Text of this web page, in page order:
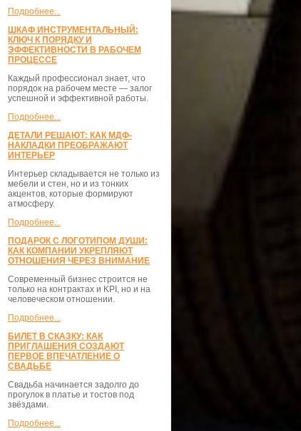
Подробнее...
ШКАФ ИНСТРУМЕНТАЛЬНЫЙ:
КЛЮЧ К ПОРЯДКУ И
ЭФФЕКТИВНОСТИ В РАБОЧЕМ
ПРОЦЕССЕ
Каждый профессионал знает, что
порядок на рабочем месте — залог
успешной и эффективной работы.
Подробнее...
ДЕТАЛИ РЕШАЮТ: КАК МДФ-
НАКЛАДКИ ПРЕОБРАЖАЮТ
ИНТЕРЬЕР
Интерьер складывается не только из
мебели и стен, но и из тонких
акцентов, которые формируют
атмосферу.
Подробнее...
ПОДАРОК С ЛОГОТИПОМ ДУШИ:
КАК КОМПАНИИ УКРЕПЛЯЮТ
ОТНОШЕНИЯ ЧЕРЕЗ ВНИМАНИЕ
Современный бизнес строится не
только на контрактах и KPI, но и на
человеческом отношении.
Подробнее...
БИЛЕТ В СКАЗКУ: КАК
ПРИГЛАШЕНИЯ СОЗДАЮТ
ПЕРВОЕ ВПЕЧАТЛЕНИЕ О
СВАДЬБЕ
Свадьба начинается задолго до
прогулок в платье и тостов под
звёздами.
Подробнее...